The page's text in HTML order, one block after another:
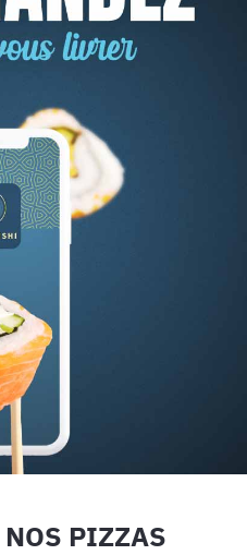
NOS PIZZAS